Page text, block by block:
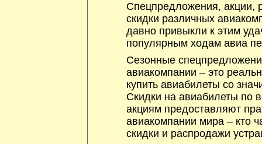
Спецпредложения, акции,
скидки различных
давно привыкли к этим
популярным ходам авиа
Сезонные
авиакомпании – это
купить авиабилеты со
Скидки на авиабилеты по
акциям предоставляют
авиакомпании мира – кто
скидки и распродажи